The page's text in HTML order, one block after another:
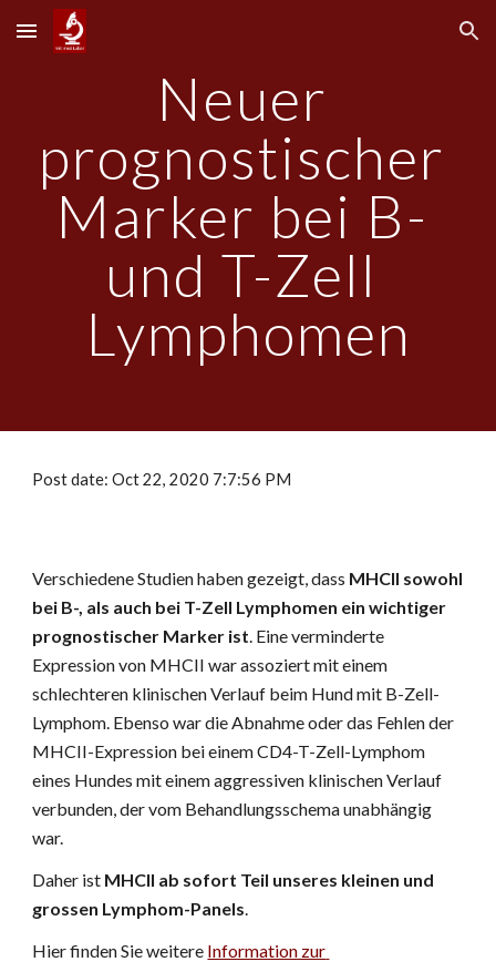
Skip to main content Skip to navigation
Neuer
prognostischer
Marker bei B-
und T-Zell
Lymphomen
Post date: Oct 22, 2020 7:7:56 PM
Verschiedene Studien haben gezeigt, dass MHCII sowohl
bei B-, als auch bei T-Zell Lymphomen ein wichtiger
prognostischer Marker ist. Eine verminderte
Expression von MHCII war assoziert mit einem
schlechteren klinischen Verlauf beim Hund mit B-Zell-
Lymphom. Ebenso war die Abnahme oder das Fehlen der
MHCII-Expression bei einem CD4-T-Zell-Lymphom
eines Hundes mit einem aggressiven klinischen Verlauf
verbunden, der vom Behandlungsschema unabhängig
war.
Daher ist MHCII ab sofort Teil unseres kleinen und
grossen Lymphom-Panels.
Hier finden Sie weitere Information zur